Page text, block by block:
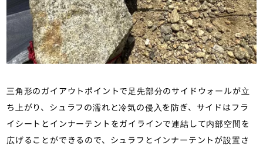
三角形のガイアウトポイントで足先部分のサイドウォールが立
ち上がり、シュラフの濡れと冷気の侵入を防ぎ、サイドはフラ
イシートとインナーテントをガイラインで連結して内部空間を
広げることができるので、シュラフとインナーテントが設置さ